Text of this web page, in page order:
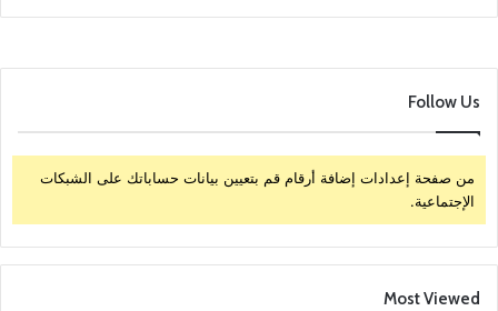
Follow Us
من صفحة إعدادات إضافة أرقام قم بتعيين بيانات حساباتك على الشبكات
الإجتماعية.
Most Viewed